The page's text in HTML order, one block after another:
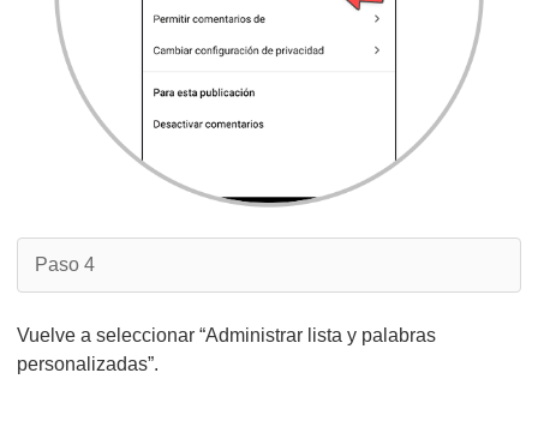
Paso 4
Vuelve a seleccionar “Administrar lista y palabras
personalizadas”.